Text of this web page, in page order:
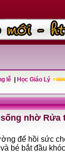
lễ Học Giáo Lý
nhờ Rửa
để hồi sức
bé bắt đầu